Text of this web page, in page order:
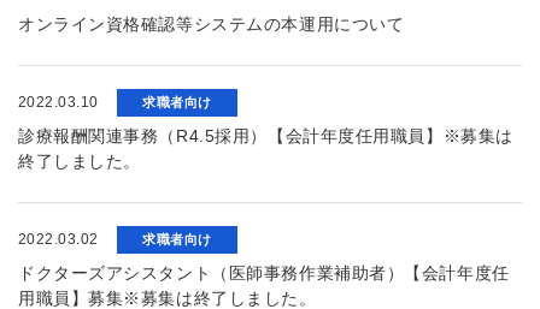
オンライン資格確認等システムの本運用について
2022.03.10 求職者向け
診療報酬関連事務（R4.5採用）【会計年度任用職員】※募集は
終了しました。
2022.03.02 求職者向け
ドクターズアシスタント（医師事務作業補助者）【会計年度任
用職員】募集※募集は終了しました。